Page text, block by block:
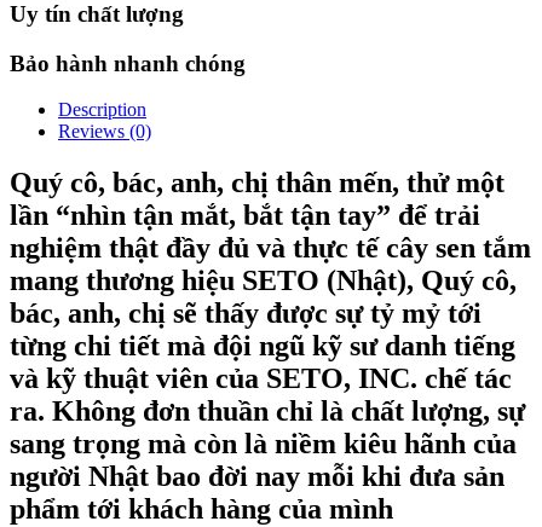
Uy tín chất lượng
Bảo hành nhanh chóng
Description
Reviews (0)
Quý cô, bác, anh, chị thân mến, thử một
lần “nhìn tận mắt, bắt tận tay” để trải
nghiệm thật đầy đủ và thực tế cây sen tắm
mang thương hiệu SETO (Nhật), Quý cô,
bác, anh, chị sẽ thấy được sự tỷ mỷ tới
từng chi tiết mà đội ngũ kỹ sư danh tiếng
và kỹ thuật viên của SETO, INC. chế tác
ra. Không đơn thuần chỉ là chất lượng, sự
sang trọng mà còn là niềm kiêu hãnh của
người Nhật bao đời nay mỗi khi đưa sản
phẩm tới khách hàng của mình